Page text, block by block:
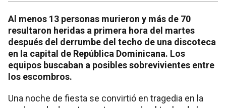
Al menos 13 personas murieron y más de 70
resultaron heridas a primera hora del martes
después del derrumbe del techo de una discoteca
en la capital de República Dominicana. Los
equipos buscaban a posibles sobrevivientes entre
los escombros.
Una noche de fiesta se convirtió en tragedia en la